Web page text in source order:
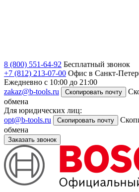
8 (800) 551-64-92 Бесплатный звонок
+7 (812) 213-07-00 Офис в Санкт-
Ежедневно с 10:00 до 21:00
zakaz@b-tools.ru
Скопировать почту
обмена
Для юридических лиц:
opt@b-tools.ru
Скопировать почту
обмена
Заказать звонок